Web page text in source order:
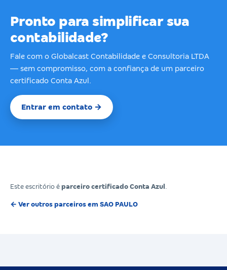
Pronto para simplificar sua
contabilidade?
Fale com o Globalcast Contabilidade e Consultoria LTDA
— sem compromisso, com a confiança de um parceiro
certificado Conta Azul.
Entrar em contato →
Este escritório é parceiro certificado Conta Azul
← Ver outros parceiros em SAO PAULO